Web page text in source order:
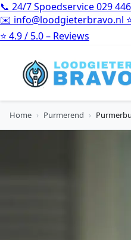
📞 24/7 Spoedservice029
✉️ info@loodgieterbravo.nl
⭐ 4.9 / 5.0 – Reviews
Home › Purmerend ›